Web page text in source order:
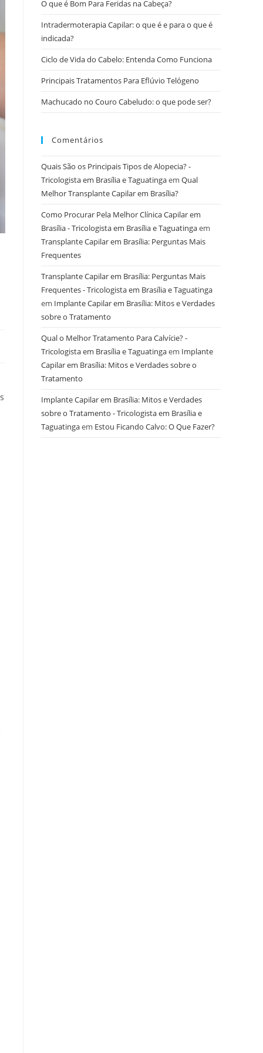
O que é Bom Para Feridas na Cabeça?
Intradermoterapia Capilar: o que é e para o que é
indicada?
Ciclo de Vida do Cabelo: Entenda Como Funciona
Principais Tratamentos Para Eflúvio Telógeno
Machucado no Couro Cabeludo: o que pode ser?
Comentários
Quais São os Principais Tipos de Alopecia? -
Tricologista em Brasília e Taguatingaem Qual
Melhor Transplante Capilar em Brasília?
Como Procurar Pela Melhor Clínica Capilar em
Brasília - Tricologista em Brasília e Taguatingaem
Transplante Capilar em Brasília: Perguntas Mais
Frequentes
Transplante Capilar em Brasília: Perguntas Mais
Frequentes - Tricologista em Brasília e Taguatinga
em Implante Capilar em Brasília: Mitos e Verdades
sobre o Tratamento
Qual o Melhor Tratamento Para Calvície? -
Tricologista em Brasília e Taguatingaem Implante
Capilar em Brasília: Mitos e Verdades sobre o
Tratamento
Implante Capilar em Brasília: Mitos e Verdades
sobre o Tratamento - Tricologista em Brasília e
Taguatingaem Estou Ficando Calvo: O Que Fazer?